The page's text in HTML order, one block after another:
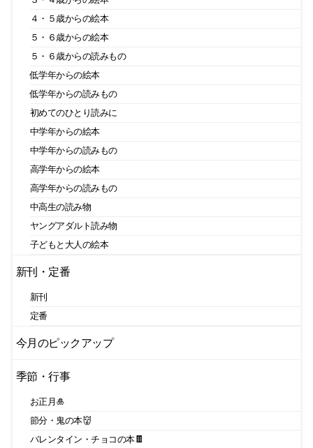
４・５歳からの絵本
５・６歳からの絵本
５・６歳からの読みもの
低学年からの絵本
低学年からの読みもの
初めてのひとり読みに
中学年からの絵本
中学年からの読みもの
高学年からの絵本
高学年からの読みもの
中高生の読み物
ヤングアダルト読み物
子どもと大人の絵本
新刊・定番
新刊
定番
今月のピックアップ
季節・行事
お正月🎍
節分・鬼の本👹
バレンタイン・チョコの本🍫